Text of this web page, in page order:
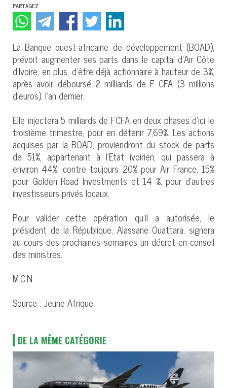
PARTAGEZ
La Banque ouest-africaine de développement (BOAD),
prévoit augmenter ses parts dans le capital d’Air Côte
d’Ivoire, en plus, d’être déjà actionnaire à hauteur de 3%,
après avoir déboursé 2 milliards de F CFA (3 millions
d’euros), l’an dernier.
Elle injectera 5 milliards de FCFA en deux phases d’ici le
troisième trimestre, pour en détenir 7,69%. Les actions
acquises par la BOAD, proviendront du stock de parts
de 51%, appartenant à l’Etat ivoirien, qui passera à
environ 44%, contre toujours 20% pour Air France, 15%
pour Golden Road Investments et 14 %, pour d’autres
investisseurs privés locaux.
Pour valider cette opération qu’il a autorisée, le
président de la République, Alassane Ouattara, signera
au cours des prochaines semaines un décret en conseil
des ministres.
M.C.N
Source : Jeune Afrique
DE LA MÊME CATÉGORIE